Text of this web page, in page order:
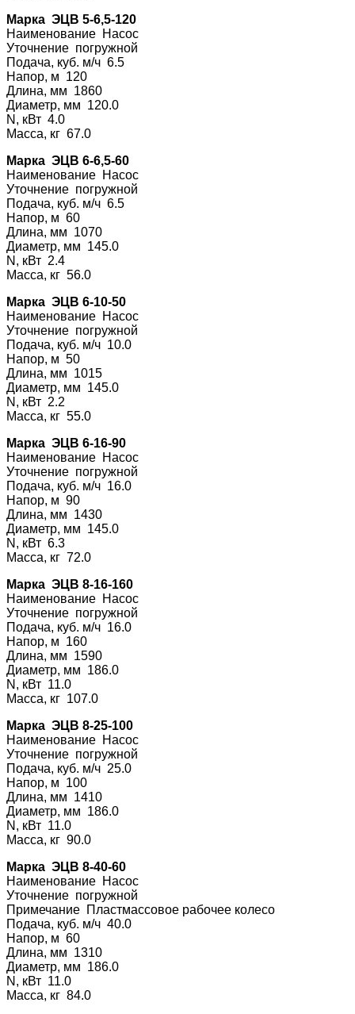
Марка ЭЦВ 5-6,5-120
Наименование Насос
Уточнение погружной
Подача, куб. м/ч 6.5
Напор, м 120
Длина, мм 1860
Диаметр, мм 120.0
N, кВт 4.0
Масса, кг 67.0
Марка ЭЦВ 6-6,5-60
Наименование Насос
Уточнение погружной
Подача, куб. м/ч 6.5
Напор, м 60
Длина, мм 1070
Диаметр, мм 145.0
N, кВт 2.4
Масса, кг 56.0
Марка ЭЦВ 6-10-50
Наименование Насос
Уточнение погружной
Подача, куб. м/ч 10.0
Напор, м 50
Длина, мм 1015
Диаметр, мм 145.0
N, кВт 2.2
Масса, кг 55.0
Марка ЭЦВ 6-16-90
Наименование Насос
Уточнение погружной
Подача, куб. м/ч 16.0
Напор, м 90
Длина, мм 1430
Диаметр, мм 145.0
N, кВт 6.3
Масса, кг 72.0
Марка ЭЦВ 8-16-160
Наименование Насос
Уточнение погружной
Подача, куб. м/ч 16.0
Напор, м 160
Длина, мм 1590
Диаметр, мм 186.0
N, кВт 11.0
Масса, кг 107.0
Марка ЭЦВ 8-25-100
Наименование Насос
Уточнение погружной
Подача, куб. м/ч 25.0
Напор, м 100
Длина, мм 1410
Диаметр, мм 186.0
N, кВт 11.0
Масса, кг 90.0
Марка ЭЦВ 8-40-60
Наименование Насос
Уточнение погружной
Примечание Пластмассовое рабочее колесо
Подача, куб. м/ч 40.0
Напор, м 60
Длина, мм 1310
Диаметр, мм 186.0
N, кВт 11.0
Масса, кг 84.0